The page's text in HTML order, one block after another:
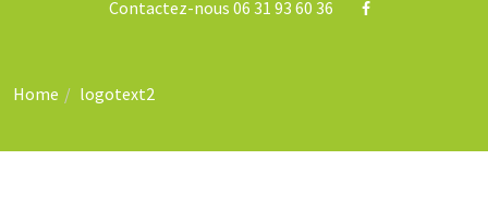
Contactez-nous 06 31 93 60 36
Home logotext2